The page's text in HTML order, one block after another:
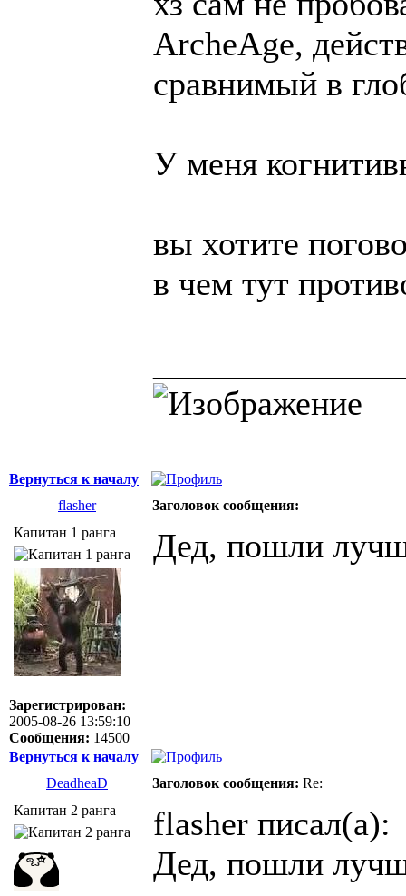
ArcheAge,
сравнимый в
У меня
вы хотите
в чем тут
Вернуться к началу
flasher
Заголовок сообщения:
Капитан 1 ранга
Зарегистрирован:
2005-08-26 13:59:10
Сообщения: 14500
Дед, пошли
Вернуться к началу
DeadheaD
Заголовок сообщения: Re:
Капитан 2 ранга
flasher писал(а):
Дед, пошли